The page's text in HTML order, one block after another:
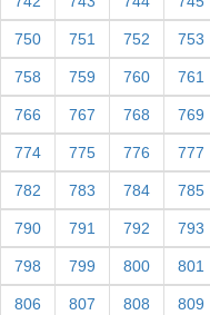
750 751 752 753
758 759 760 761
766 767 768 769
774 775 776 777
782 783 784 785
790 791 792 793
798 799 800 801
806 807 808 809